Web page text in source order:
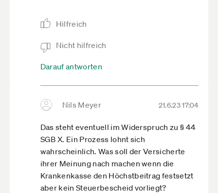
Hilfreich
Nicht hilfreich
Darauf antworten
Nils Meyer 21.6.23 17:04
Das steht eventuell im Widerspruch zu § 44
SGB X. Ein Prozess lohnt sich
wahrscheinlich. Was soll der Versicherte
ihrer Meinung nach machen wenn die
Krankenkasse den Höchstbeitrag festsetzt
aber kein Steuerbescheid vorliegt?